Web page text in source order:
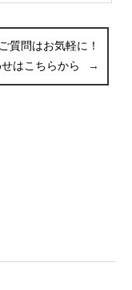
質問はお気軽に！
はこちらから